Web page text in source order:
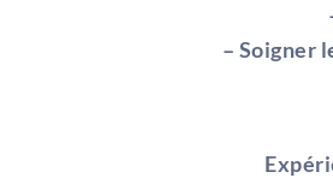
– Soigner